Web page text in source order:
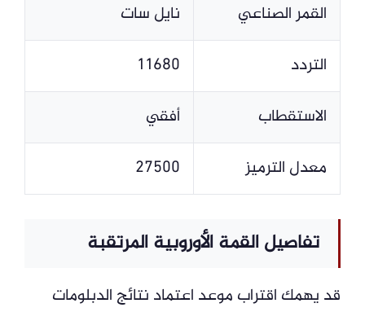
القمر الصناعي
نايل سات
التردد
11680
الاستقطاب
أفقي
معدل الترميز
27500
تفاصيل القمة الأوروبية المرتقبة
قد يهمك اقتراب موعد اعتماد نتائج الدبلومات